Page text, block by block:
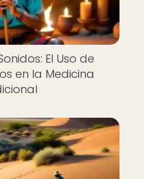
El Uso de
en la Medicina